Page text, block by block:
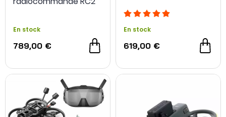
En stock
789,00 €
En stock
619,00 €